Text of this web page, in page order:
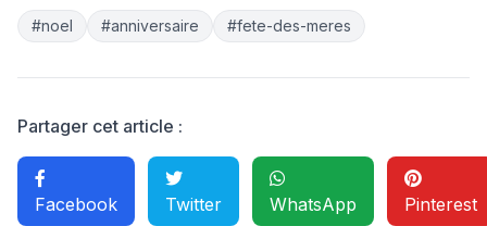
#noel #anniversaire #fete-des-meres
Partager cet article :
Facebook Twitter WhatsApp Pinterest